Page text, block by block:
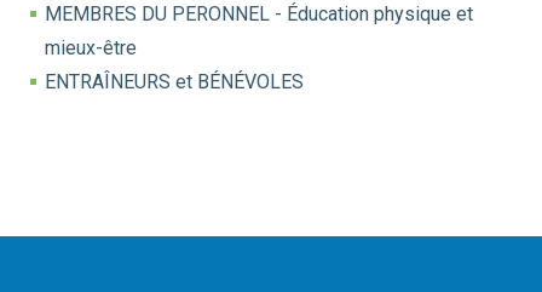
MEMBRES DU PERONNEL - Éducation physique et
mieux-être
ENTRAÎNEURS et BÉNÉVOLES